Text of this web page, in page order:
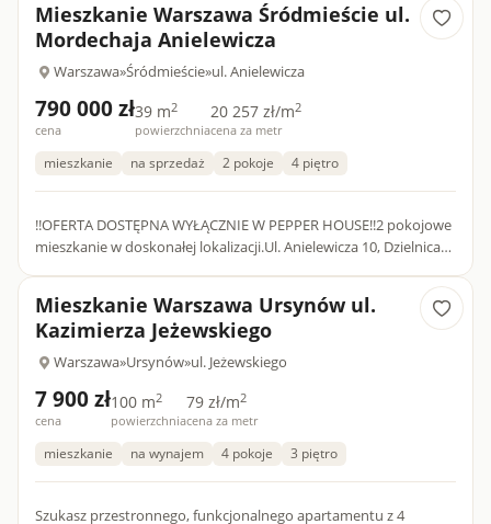
Mieszkanie Warszawa Śródmieście ul.
Mordechaja Anielewicza
Warszawa»Śródmieście»ul. Anielewicza
790 000 zł
cena
39 m2
powierzchnia
20 257 zł/m2
cena za metr
mieszkanie na sprzedaż 2 pokoje 4 piętro
!!OFERTA DOSTĘPNA WYŁĄCZNIE W PEPPER HOUSE!!2 pokojowe
mieszkanie w doskonałej lokalizacji.Ul. Anielewicza 10, Dzielnica
Mieszkanie Warszawa Ursynów ul.
Kazimierza Jeżewskiego
Warszawa»Ursynów»ul. Jeżewskiego
7 900 zł
cena
100 m2
powierzchnia
79 zł/m2
cena za metr
mieszkanie na wynajem 4 pokoje 3 piętro
Szukasz przestronnego, funkcjonalnego apartamentu z 4